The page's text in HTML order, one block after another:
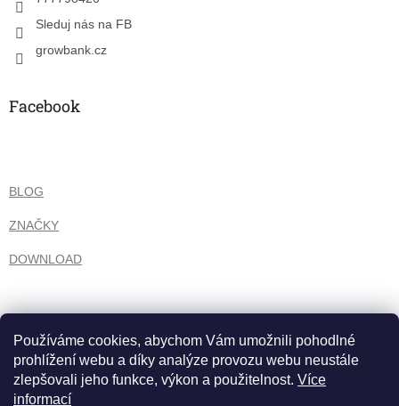
Používáme cookies, abychom Vám umožnili pohodlné
prohlížení webu a díky analýze provozu webu neustále
zlepšovali jeho funkce, výkon a použitelnost. Více
informací
Sleduj nás na FB
growbank.cz
Facebook
BLOG
ZNAČKY
DOWNLOAD